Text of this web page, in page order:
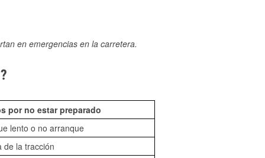
en emergencias en la carretera.
por no estar preparado
lento o no arranque
de la tracción